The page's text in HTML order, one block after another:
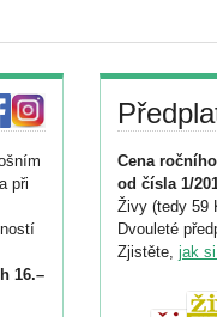
při
16.–
Cena
od čísla 1/
Živy (tedy 59
Dvouleté
Zjistěte, jak